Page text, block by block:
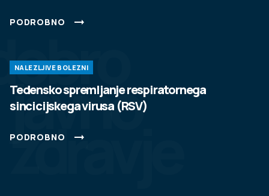
javno
zdravje
PODROBNO
NALEZLJIVE BOLEZNI
Tedensko spremljanje respiratornega
sincicijskega virusa (RSV)
PODROBNO